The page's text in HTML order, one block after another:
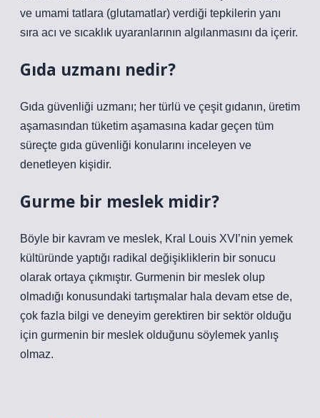
ve umami tatlara (glutamatlar) verdiği tepkilerin yanı
sıra acı ve sıcaklık uyaranlarının algılanmasını da içerir.
Gıda uzmanı nedir?
Gıda güvenliği uzmanı; her türlü ve çeşit gıdanın, üretim
aşamasından tüketim aşamasına kadar geçen tüm
süreçte gıda güvenliği konularını inceleyen ve
denetleyen kişidir.
Gurme bir meslek midir?
Böyle bir kavram ve meslek, Kral Louis XVI’nin yemek
kültüründe yaptığı radikal değişikliklerin bir sonucu
olarak ortaya çıkmıştır. Gurmenin bir meslek olup
olmadığı konusundaki tartışmalar hala devam etse de,
çok fazla bilgi ve deneyim gerektiren bir sektör olduğu
için gurmenin bir meslek olduğunu söylemek yanlış
olmaz.